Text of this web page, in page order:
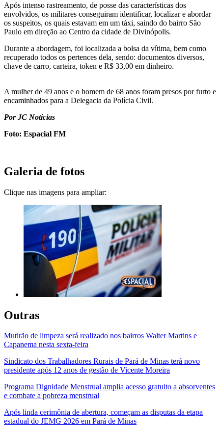
Após intenso rastreamento, de posse das características dos
envolvidos, os militares conseguiram identificar, localizar e abordar
os suspeitos, os quais estavam em um táxi, saindo do bairro São
Paulo em direção ao Centro da cidade de Divinópolis.
Durante a abordagem, foi localizada a bolsa da vítima, bem como
recuperado todos os pertences dela, sendo: documentos diversos,
chave de carro, carteira, token e R$ 33,00 em dinheiro.
A mulher de 49 anos e o homem de 68 anos foram presos por furto e
encaminhados para a Delegacia da Polícia Civil.
Por JC Notícias
Foto: Espacial FM
Galeria de fotos
Clique nas imagens para ampliar:
Outras
Mutirão de limpeza será realizado nos bairros Walter Martins e
Capanema nesta sexta-feira
Sindicato dos Trabalhadores Rurais de Pará de Minas terá novo
presidente após 12 anos de gestão de Vicente Moreira
Programa Dignidade Menstrual amplia acesso gratuito a absorventes
e combate a pobreza menstrual
Após linda cerimônia de abertura, começam as disputas da etapa
estadual do JEMG 2026 em Pará de Minas